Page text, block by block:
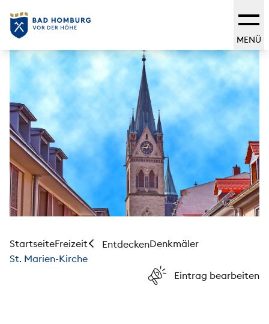
MENÜ
StartseiteFreizeit EntdeckenDenkmäler
St. Marien-Kirche
Eintrag bearbeiten